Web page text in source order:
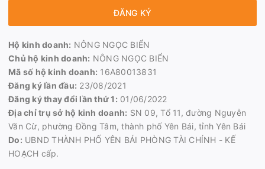
ĐĂNG KÝ
Hộ kinh doanh: NÔNG NGỌC BIỂN
Chủ hộ kinh doanh: NÔNG NGỌC BIỂN
Mã số hộ kinh doanh: 16A80013831
Đăng ký lần đầu: 23/08/2021
Đăng ký thay đổi lần thứ 1: 01/06/2022
Địa chỉ trụ sở hộ kinh doanh: SN 09, Tổ 11, đường Nguyễn
Văn Cừ, phường Đồng Tâm, thành phố Yên Bái, tỉnh Yên Bái
Do: UBND THÀNH PHỐ YÊN BÁI PHÒNG TÀI CHÍNH - KẾ
HOẠCH cấp.